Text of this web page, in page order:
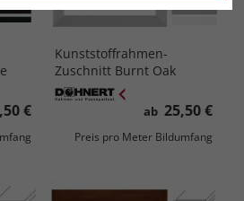
€
Kunststoffrahmen-
Zuschnitt Burnt Oak
ab 25,50 €
Preis pro Meter Bildumfang